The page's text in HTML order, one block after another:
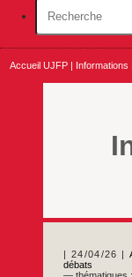
Accueil UJFP Informations
24/04/26
débats